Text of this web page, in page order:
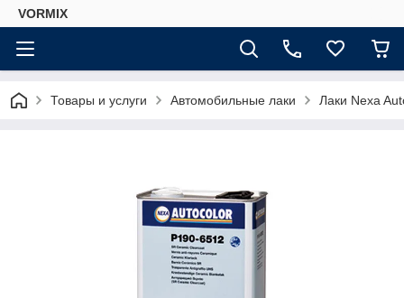
VORMIX
Товары и услуги Автомобильные лаки Лаки Nexa